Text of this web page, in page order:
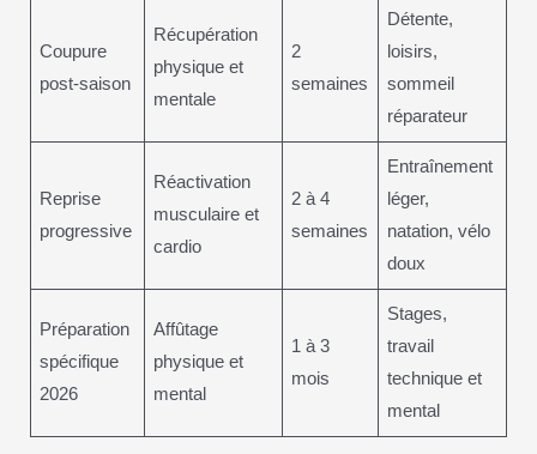
Coupure
post-saison
Récupération
physique et
mentale
2
semaines
Détente,
loisirs,
sommeil
réparateur
Reprise
progressive
Réactivation
musculaire et
cardio
2 à 4
semaines
Entraînement
léger,
natation, vélo
doux
Préparation
spécifique
2026
Affûtage
physique et
mental
1 à 3
mois
Stages,
travail
technique et
mental